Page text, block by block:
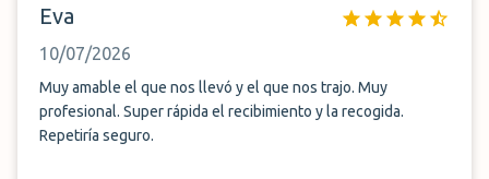
Eva
10/07/2026
Muy amable el que nos llevó y el que nos trajo. Muy
profesional. Super rápida el recibimiento y la recogida.
Repetiría seguro.